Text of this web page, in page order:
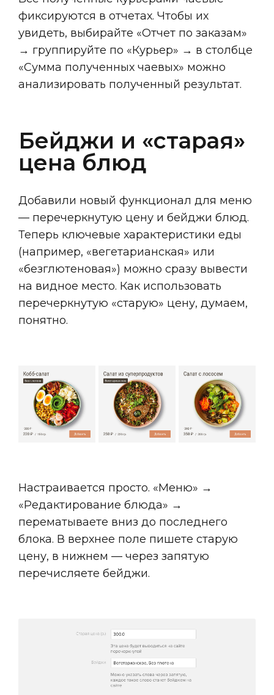
фиксируются в отчетах. Чтобы их
увидеть, выбирайте «Отчет по заказам»
→ группируйте по «Курьер» → в столбце
«Сумма полученных чаевых» можно
анализировать полученный результат.
Бейджи и «старая»
цена блюд
Добавили новый функционал для меню
— перечеркнутую цену и бейджи блюд.
Теперь ключевые характеристики еды
(например, «вегетарианская» или
«безглютеновая») можно сразу вывести
на видное место. Как использовать
перечеркнутую «старую» цену, думаем,
понятно.
Настраивается просто. «Меню» →
«Редактирование блюда» →
перематываете вниз до последнего
блока. В верхнее поле пишете старую
цену, в нижнем — через запятую
перечисляете бейджи.